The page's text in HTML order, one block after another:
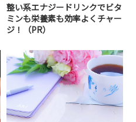
整い系エナジードリンクでビタ
ミンも栄養素も効率よくチャー
ジ！（PR）